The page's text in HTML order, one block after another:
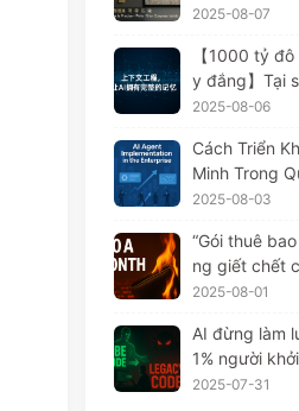
u Vào Cửa
ách Rời,
Can Thiệp
ặn Âm Thanh
— Từ Từ Học
2025-08-07
【1000 tỷ
y đắng】Tại
h nghiệp chi
i "quên" vào
n chốt, khiến
ược 90% sự
suất? —
2025-08-06
Cách Triển
Minh Trong
Việc Doanh
nh Năm
Học AI166
2025-08-03
“Gói thuê
ng giết chết
I. Giá Token
đắt đỏ chính
của bạn —
h từ từ 164
2025-08-01
AI đừng làm
1% người
huộng
2025-07-31